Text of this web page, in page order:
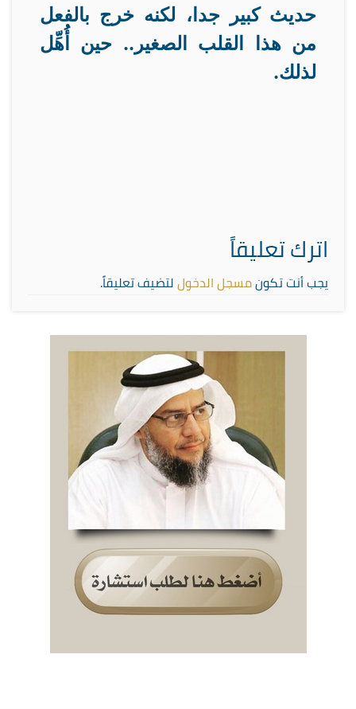
حديث كبير جدا، لكنه خرج بالفعل
من هذا القلب الصغير.. حين أُهِّل
لذلك.
اترك تعليقاً
يجب أنت تكونمسجل الدخوللتضيف تعليقاً.